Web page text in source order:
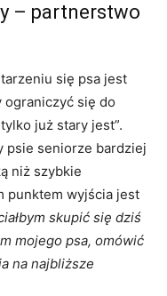
– partnerstwo
się psa jest
się do
już stary jest”.
psie seniorze bardziej
niż szybkie
punktem wyjścia jest
skupić się dziś
mojego psa, omówić
na najbliższe